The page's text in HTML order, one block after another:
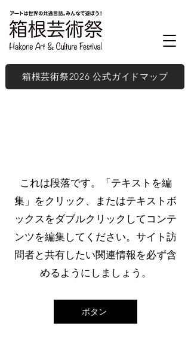
箱根芸術祭2026 公式ガイドマップ
これは段落です。「テキストを編
集」をクリック、またはテキストボ
ックスをダブルクリックしてコンテ
ンツを編集してください。サイト訪
問者と共有したい関連情報を必ず含
めるようにしましょう。
ボタン